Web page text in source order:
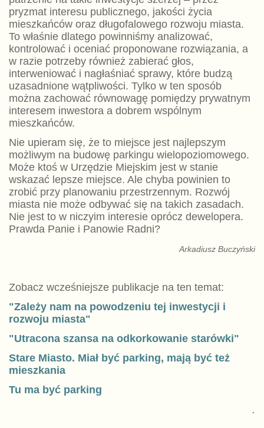
pryzmat interesu publicznego, jakości życia
mieszkańców oraz długofalowego rozwoju miasta.
To właśnie dlatego powinniśmy analizować,
kontrolować i oceniać proponowane rozwiązania, a
w razie potrzeby również zabierać głos,
interweniować i nagłaśniać sprawy, które budzą
uzasadnione wątpliwości. Tylko w ten sposób
można zachować równowagę pomiędzy prywatnym
interesem inwestora a dobrem wspólnym
mieszkańców.
Nie upieram się, że to miejsce jest najlepszym
możliwym na budowę parkingu wielopoziomowego.
Może ktoś w Urzędzie Miejskim jest w stanie
wskazać lepsze miejsce. Ale chyba powinien to
zrobić przy planowaniu przestrzennym. Rozwój
miasta nie może odbywać się na takich zasadach.
Nie jest to w niczyim interesie oprócz dewelopera.
Prawda Panie i Panowie Radni?
Arkadiusz Buczyński
Zobacz wcześniejsze publikacje na ten temat:
"Zależy nam na powodzeniu tej inwestycji i
rozwoju miasta"
"Utracona szansa na odkorkowanie starówki"
Stare Miasto. Miał być parking, mają być też
mieszkania
Tu ma być parking
.